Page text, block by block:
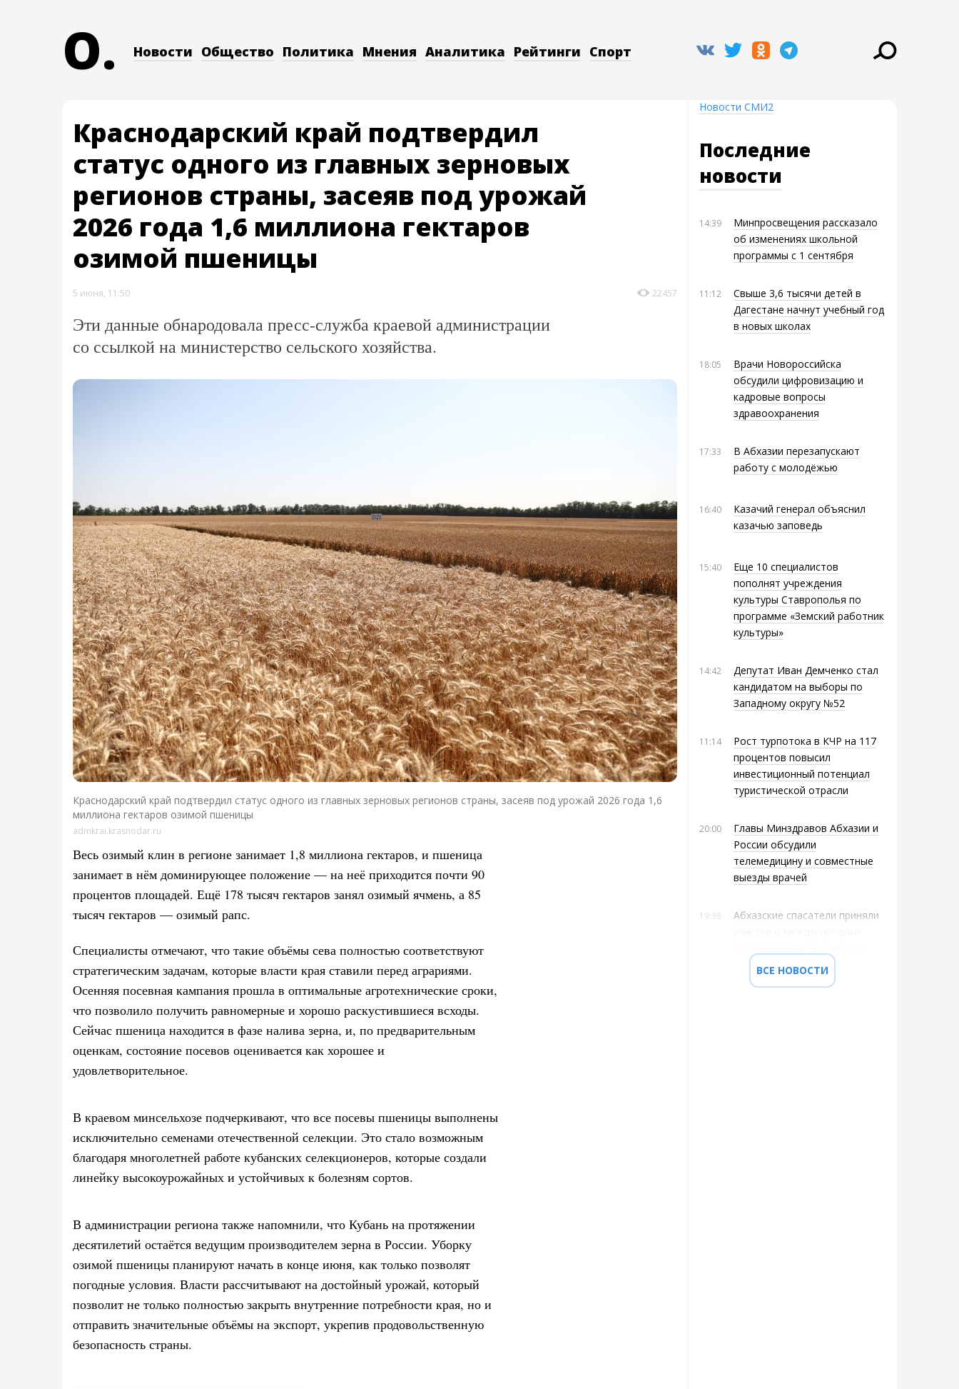
O. Новости Общество Политика Мнения Аналитика Рейтинги Спорт
Краснодарский край подтвердил
статус одного из главных зерновых
регионов страны, засеяв под урожай
2026 года 1,6 миллиона гектаров
озимой пшеницы
5 июня, 11:50 22457
Эти данные обнародовала пресс-служба краевой администрации
со ссылкой на министерство сельского хозяйства.
Краснодарский край подтвердил статус одного из главных зерновых регионов страны, засеяв под урожай 2026 года 1,6
миллиона гектаров озимой пшеницы
admkrai.krasnodar.ru
Весь озимый клин в регионе занимает 1,8 миллиона гектаров, и пшеница
занимает в нём доминирующее положение — на неё приходится почти 90
процентов площадей. Ещё 178 тысяч гектаров занял озимый ячмень, а 85
тысяч гектаров — озимый рапс.
Специалисты отмечают, что такие объёмы сева полностью соответствуют
стратегическим задачам, которые власти края ставили перед аграриями.
Осенняя посевная кампания прошла в оптимальные агротехнические сроки,
что позволило получить равномерные и хорошо раскустившиеся всходы.
Сейчас пшеница находится в фазе налива зерна, и, по предварительным
оценкам, состояние посевов оценивается как хорошее и
удовлетворительное.
В краевом минсельхозе подчеркивают, что все посевы пшеницы выполнены
исключительно семенами отечественной селекции. Это стало возможным
благодаря многолетней работе кубанских селекционеров, которые создали
линейку высокоурожайных и устойчивых к болезням сортов.
В администрации региона также напомнили, что Кубань на протяжении
десятилетий остаётся ведущим производителем зерна в России. Уборку
озимой пшеницы планируют начать в конце июня, как только позволят
погодные условия. Власти рассчитывают на достойный урожай, который
позволит не только полностью закрыть внутренние потребности края, но и
отправить значительные объёмы на экспорт, укрепив продовольственную
безопасность страны.
Новости СМИ2
Последние
новости
14:39
Минпросвещения рассказало
об изменениях школьной
программы с 1 сентября
11:12
Свыше 3,6 тысячи детей в
Дагестане начнут учебный год
в новых школах
18:05
Врачи Новороссийска
обсудили цифровизацию и
кадровые вопросы
здравоохранения
17:33
В Абхазии перезапускают
работу с молодёжью
16:40
Казачий генерал объяснил
казачью заповедь
15:40
Еще 10 специалистов
пополнят учреждения
культуры Ставрополья по
программе «Земский работник
культуры»
14:42
Депутат Иван Демченко стал
кандидатом на выборы по
Западному округу №52
11:14
Рост турпотока в КЧР на 117
процентов повысил
инвестиционный потенциал
туристической отрасли
20:00
Главы Минздравов Абхазии и
России обсудили
телемедицину и совместные
выезды врачей
19:36
Абхазские спасатели приняли
ВСЕ НОВОСТИ